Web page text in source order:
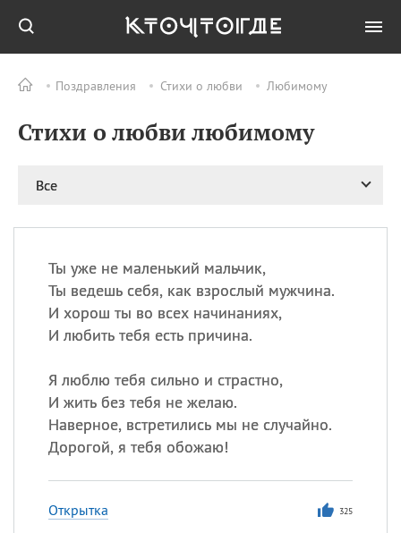
Поздравления Стихи о любви Любимому
Стихи о любви любимому
Все
Ты уже не маленький мальчик,
Ты ведешь себя, как взрослый мужчина.
И хорош ты во всех начинаниях,
И любить тебя есть причина.
Я люблю тебя сильно и страстно,
И жить без тебя не желаю.
Наверное, встретились мы не случайно.
Дорогой, я тебя обожаю!
Открытка 325
ПРАЗДНИКИ
09.08 День памяти жертв
Национальный день
рисового пудинга
День Дымняшки
(Smokey Bear Day)
ИМЕНА
Сегодня празднуют именины